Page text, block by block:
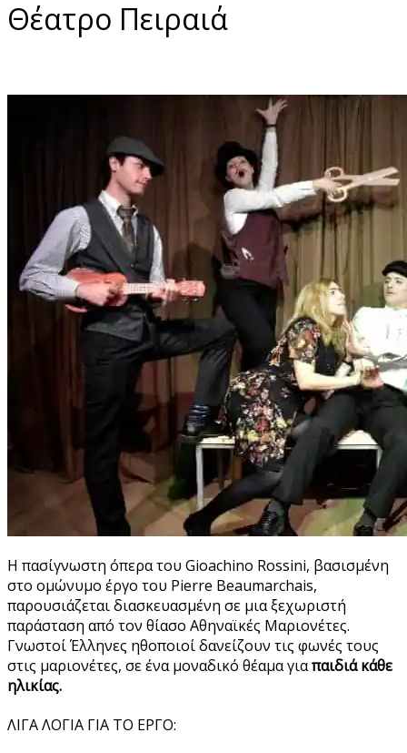
Θέατρο Πειραιά
Η πασίγνωστη όπερα του Gioachino Rossini, βασισμένη
στο ομώνυμο έργο του Pierre Beaumarchais,
παρουσιάζεται διασκευασμένη σε μια ξεχωριστή
παράσταση από τον θίασο Αθηναϊκές Μαριονέτες.
Γνωστοί Έλληνες ηθοποιοί δανείζουν τις φωνές τους
στις μαριονέτες, σε ένα μοναδικό θέαμα γιαπαιδιά κάθε
ηλικίας.
ΛΙΓΑ ΛΟΓΙΑ ΓΙΑ ΤΟ ΕΡΓΟ: